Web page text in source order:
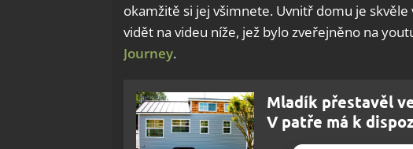
okamžitě si jej všimnete. Uvnitř domu je
vidět na videu níže, jež bylo zveřejněno na
Journey.
Mladík přestavěl
V patře má k